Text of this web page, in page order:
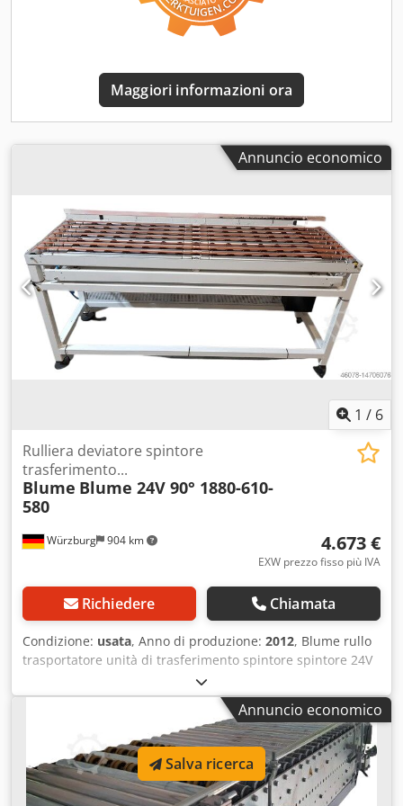
Per una consulenza individuale ed esperta, contattateci
semplicemente. Basta contattarci telefonicamente o
aiutarti a pianificare e realizzare i tuoi progetti. Non
vediamo l'ora di sentire la tua opinione. Distinti saluti La
Maggiori informazioni ora
Annuncio economico
1 / 6
Würzburg 904 km
Rulliera deviatore spintore
trasferimento...
Blume Blume 24V 90° 1880-610-
580
4.673 €
EXW prezzo fisso più IVA
Richiedere Chiamata
Condizione: usata, Anno di produzione: 2012, Blume rullo
trasportatore unità di trasferimento spintore spintore 24V
90° 1880-610-580 RA2045 Marca: Direzione di marcia:
entrambe le direzioni Larghezza del rullo (RB): 580 mm
Larghezza nominale/larghezza esterna del telaio (NB): 610
- 670 mm Lunghezza: 1880 mm Distanza tra i rulli: 75-80
mm Lato espulsore: entrambi i lati Motore: mototamburo
Interroll 24V Sollevatore: cilindro pneumatico Altezza
attualmente impostata: 875 mm Velocità del trasportatore:
Annuncio economico
Salva ricerca